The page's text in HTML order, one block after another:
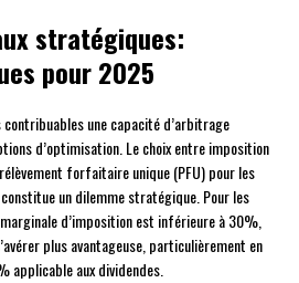
stratégiques:
pour 2025
contribuables une capacité d’arbitrage
d’optimisation. Le choix entre imposition
forfaitaire unique (PFU) pour les
un dilemme stratégique. Pour les
d’imposition est inférieure à 30%,
plus avantageuse, particulièrement en
applicable aux dividendes.